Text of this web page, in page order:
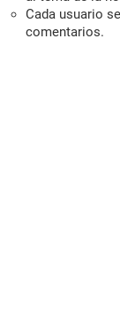
Cada usuario
comentarios.